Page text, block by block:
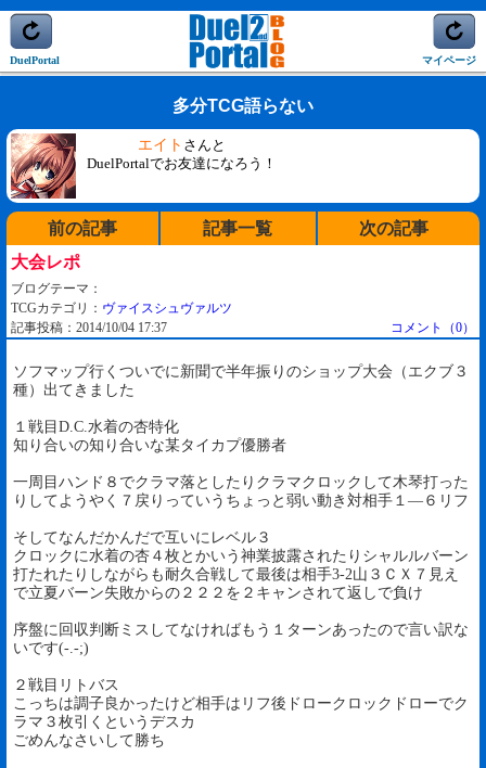
DuelPortal マイページ
多分TCG語らない
エイト さんと
DuelPortalでお友達になろう！
前の記事 記事一覧
次の記事
大会レポ
ブログテーマ：
TCGカテゴリ： ヴァイスシュヴァルツ
記事投稿：2014/10/04 17:37
コメント（0）
ソフマップ行くついでに新聞で半年振りのショップ大会（エクブ３
種）出てきました
１戦目D.C.水着の杏特化
知り合いの知り合いな某タイカプ優勝者
一周目ハンド８でクラマ落としたりクラマクロックして木琴打った
りしてようやく７戻りっていうちょっと弱い動き対相手１―６リフ
そしてなんだかんだで互いにレベル３
クロックに水着の杏４枚とかいう神業披露されたりシャルルバーン
打たれたりしながらも耐久合戦して最後は相手3-2山３ＣＸ７見え
で立夏バーン失敗からの２２２を２キャンされて返しで負け
序盤に回収判断ミスしてなければもう１ターンあったので言い訳な
いです(-.-;)
２戦目リトバス
こっちは調子良かったけど相手はリフ後ドロークロックドローでク
ラマ３枚引くというデスカ
ごめんなさいして勝ち